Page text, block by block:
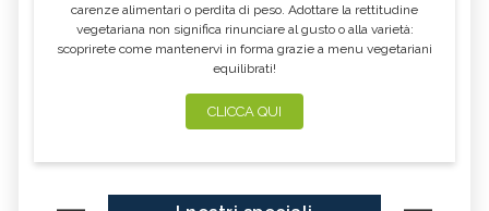
carenze alimentari o perdita di peso. Adottare la rettitudine
vegetariana non significa rinunciare al gusto o alla varietà:
scoprirete come mantenervi in forma grazie a menu vegetariani
equilibrati!
CLICCA QUI